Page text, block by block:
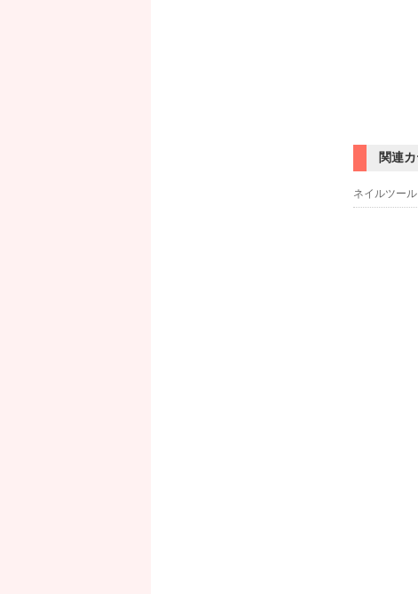
関連
ネイルツール